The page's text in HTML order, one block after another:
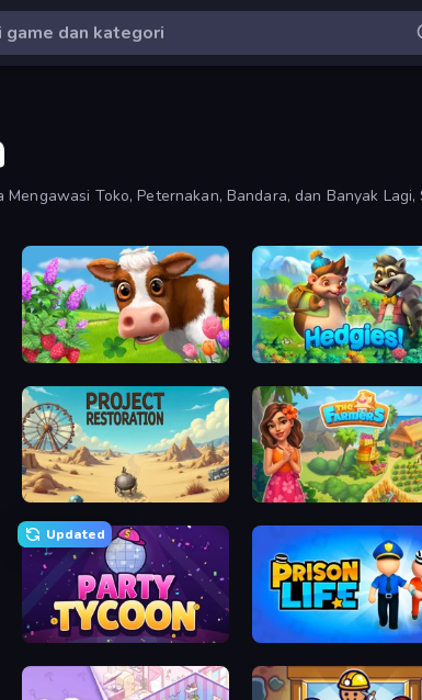
Toko, Peternakan, Bandara, dan Banyak
Country Life Meadows Hedgies
Project Restoration The Farmers
Updated
Party Tycoon Prison Life